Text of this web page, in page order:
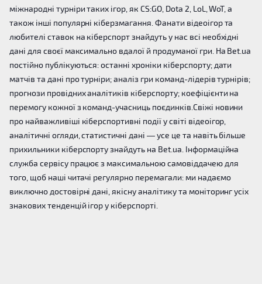
міжнародні турніри таких ігор, як CS:GO, Dota 2, LoL, WoT, а
також інші популярні кіберзмагання. Фанати відеоігор та
любителі ставок на кіберспорт знайдуть у нас всі необхідні
дані для своєї максимально вдалої й продуманої гри. На Bet.ua
постійно публікуються: останні хроніки кіберспорту; дати
матчів та дані про турніри; аналіз гри команд-лідерів турнірів;
прогнози провідних аналітиків кіберспорту; коефіцієнти на
перемогу кожної з команд-учасниць поєдинків.Свіжі новини
про найважливіші кіберспортивні події у світі відеоігор,
аналітичні огляди, статистичні дані — усе це та навіть більше
прихильники кіберспорту знайдуть на Bet.ua. Інформаційна
служба сервісу працює з максимальною самовіддачею для
того, щоб наші читачі регулярно перемагали: ми надаємо
виключно достовірні дані, якісну аналітику та моніторинг усіх
знакових тенденцій ігор у кіберспорті.